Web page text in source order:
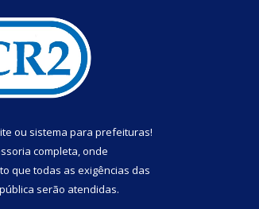
ou sistema para prefeituras!
completa, onde
que todas as exigências das
serão atendidas.